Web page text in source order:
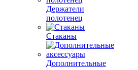
Держатели
полотенец
Стаканы
Дополнительные